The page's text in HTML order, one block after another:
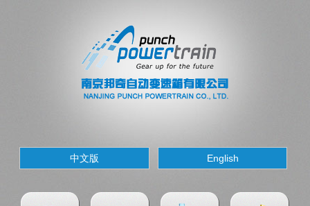
中文版 English